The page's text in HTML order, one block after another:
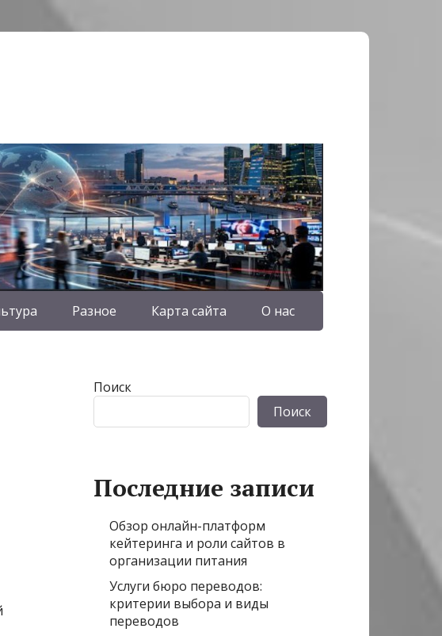
Разное Карта сайта О нас
Поиск
Поиск
Последние записи
Обзор онлайн-платформ
кейтеринга и роли сайтов в
организации питания
Услуги бюро переводов:
критерии выбора и виды
переводов